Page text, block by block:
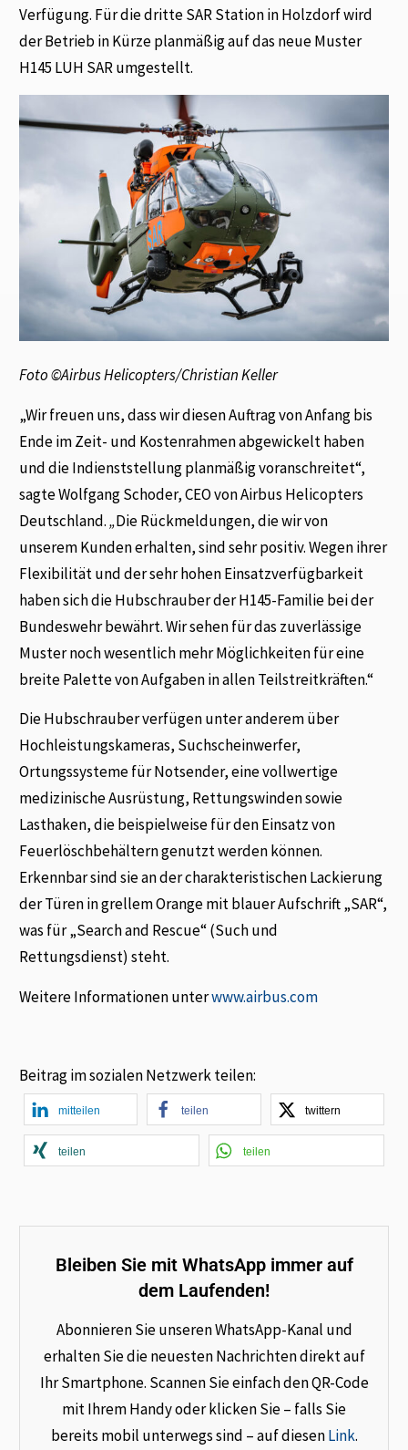
Verfügung. Für die dritte SAR Station in Holzdorf wird
der Betrieb in Kürze planmäßig auf das neue Muster
H145 LUH SAR umgestellt.
Foto ©Airbus Helicopters/Christian Keller
„Wir freuen uns, dass wir diesen Auftrag von Anfang bis
Ende im Zeit- und Kostenrahmen abgewickelt haben
und die Indienststellung planmäßig voranschreitet“,
sagte Wolfgang Schoder, CEO von Airbus Helicopters
Deutschland.„Die Rückmeldungen, die wir von
unserem Kunden erhalten, sind sehr positiv. Wegen ihrer
Flexibilität und der sehr hohen Einsatzverfügbarkeit
haben sich die Hubschrauber der H145-Familie bei der
Bundeswehr bewährt. Wir sehen für das zuverlässige
Muster noch wesentlich mehr Möglichkeiten für eine
breite Palette von Aufgaben in allen Teilstreitkräften.“
Die Hubschrauber verfügen unter anderem über
Hochleistungskameras, Suchscheinwerfer,
Ortungssysteme für Notsender, eine vollwertige
medizinische Ausrüstung, Rettungswinden sowie
Lasthaken, die beispielweise für den Einsatz von
Feuerlöschbehältern genutzt werden können.
Erkennbar sind sie an der charakteristischen Lackierung
der Türen in grellem Orange mit blauer Aufschrift „SAR“,
was für „Search and Rescue“ (Such und
Rettungsdienst) steht.
Weitere Informationen unterwww.airbus.com
Beitrag im sozialen Netzwerk teilen:
mitteilen teilen twittern
teilen teilen
Bleiben Sie mit WhatsApp immer auf
dem Laufenden!
Abonnieren Sie unseren WhatsApp-Kanal und
erhalten Sie die neuesten Nachrichten direkt auf
Ihr Smartphone. Scannen Sie einfach den QR-Code
mit Ihrem Handy oder klicken Sie – falls Sie
bereits mobil unterwegs sind – auf diesenLink.